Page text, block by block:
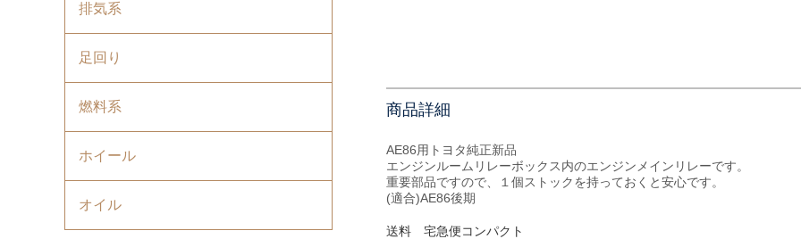
商品詳細
AE86用トヨタ純正新品
エンジンルームリレーボックス内のエンジンメインリレーです。
重要部品ですので、１個ストックを持っておくと安心です。
(適合)AE86後期
送料 宅急便コンパクト
排気系
足回り
燃料系
ホイール
オイル